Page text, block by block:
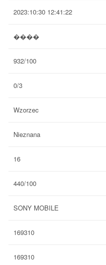
2023:10:30 12:41:22
����
932/100
0/3
Wzorzec
Nieznana
16
440/100
SONY MOBILE
169310
169310